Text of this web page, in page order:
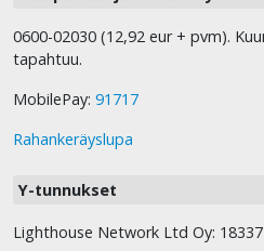
0600-02030 (12,92 eur + pvm).
tapahtuu.
MobilePay: 91717
Rahankeräyslupa
Y-tunnukset
Lighthouse Network Ltd Oy: